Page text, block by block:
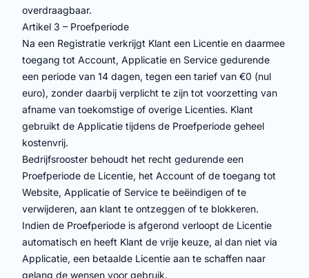
overdraagbaar.
Artikel 3 – Proefperiode
Na een Registratie verkrijgt Klant een Licentie en daarmee
toegang tot Account, Applicatie en Service gedurende
een periode van 14 dagen, tegen een tarief van €0 (nul
euro), zonder daarbij verplicht te zijn tot voorzetting van
afname van toekomstige of overige Licenties. Klant
gebruikt de Applicatie tijdens de Proefperiode geheel
kostenvrij.
Bedrijfsrooster behoudt het recht gedurende een
Proefperiode de Licentie, het Account of de toegang tot
Website, Applicatie of Service te beëindigen of te
verwijderen, aan klant te ontzeggen of te blokkeren.
Indien de Proefperiode is afgerond verloopt de Licentie
automatisch en heeft Klant de vrije keuze, al dan niet via
Applicatie, een betaalde Licentie aan te schaffen naar
gelang de wensen voor gebruik.